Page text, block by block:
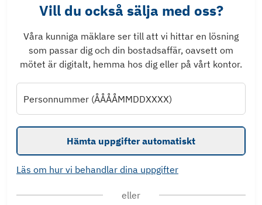
Vill du också sälja med oss?
Våra kunniga mäklare ser till att vi hittar en lösning
som passar dig och din bostadsaffär, oavsett om
mötet är digitalt, hemma hos dig eller på vårt kontor.
Personnummer (ÅÅÅÅMMDDXXXX)
Hämta uppgifter automatiskt
Läs om hur vi behandlar dina uppgifter
eller